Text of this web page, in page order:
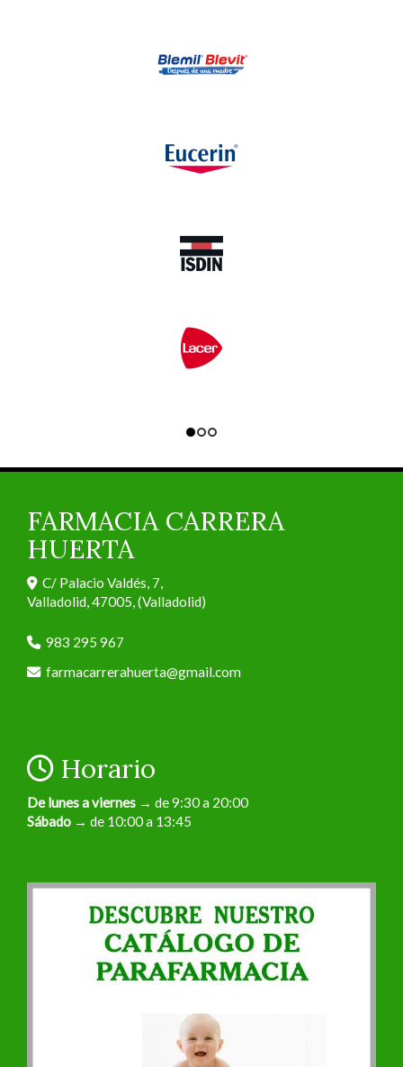
FARMACIA CARRERA
HUERTA
C/ Palacio Valdés, 7,
Valladolid,47005,(Valladolid)
983 295 967
farmacarrerahuerta
gmail.com
Horario
De lunes a viernes → de 9:30 a 20:00
Sábado → de 10:00 a 13:45